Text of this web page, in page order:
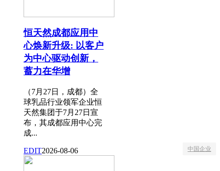
恒天然成都应用中
心焕新升级: 以客户
为中心驱动创新，
蓄力在华增
（7月27日，成都）全
球乳品行业领军企业恒
天然集团于7月27日宣
布，其成都应用中心完
成...
EDIT2026-08-06 中国企业